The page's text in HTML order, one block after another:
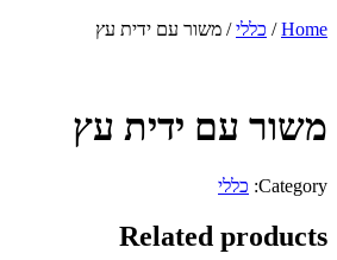
Home
/ כללי/ משור עם ידית עץ
משור עם ידית עץ
Category: כללי
Related products